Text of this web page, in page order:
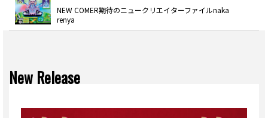
NEW COMER期待のニュークリエイターファイルnaka
renya
New Release